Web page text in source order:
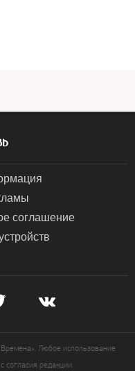
соглашение
Любое использование
согласия редакции.